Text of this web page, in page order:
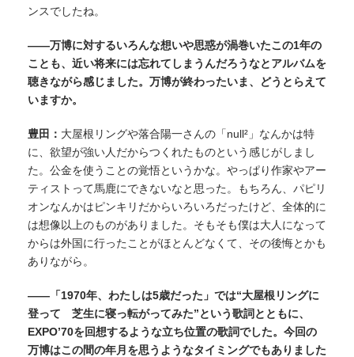
ンスでしたね。
——万博に対するいろんな想いや思惑が渦巻いたこの1年の
ことも、近い将来には忘れてしまうんだろうなとアルバムを
聴きながら感じました。万博が終わったいま、どうとらえて
いますか。
豊田： 大屋根リングや落合陽一さんの「null²」なんかは特
に、欲望が強い人だからつくれたものという感じがしまし
た。公金を使うことの覚悟というかな。やっぱり作家やアー
ティストって馬鹿にできないなと思った。もちろん、パピリ
オンなんかはピンキリだからいろいろだったけど、全体的に
は想像以上のものがありました。そもそも僕は大人になって
からは外国に行ったことがほとんどなくて、その後悔とかも
ありながら。
——「1970年、わたしは5歳だった」では“大屋根リングに
登って 芝生に寝っ転がってみた”という歌詞とともに、
EXPO’70を回想するような立ち位置の歌詞でした。今回の
万博はこの間の年月を思うようなタイミングでもありました